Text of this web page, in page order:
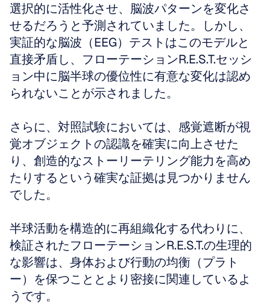
選択的に活性化させ、脳波パターンを変化さ
せるだろうと予測されていました。しかし、
実証的な脳波（EEG）テストはこのモデルと
直接矛盾し、フローテーションR.E.S.T.セッシ
ョン中に脳半球の優位性に有意な変化は認め
られないことが示されました。
さらに、対照試験においては、感覚遮断が視
覚オブジェクトの認識を確実に向上させた
り、創造的なストーリーテリング能力を高め
たりするという確実な証拠は見つかりません
でした。
半球活動を構造的に再組織化する代わりに、
検証されたフローテーションR.E.S.T.の生理的
な影響は、身体および行動の均衡（プラト
ー）を保つこととより密接に関連しているよ
うです。